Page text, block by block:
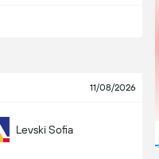
11/08/2026
Levski Sofia